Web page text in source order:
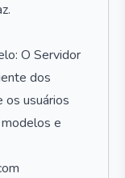
O Servidor
dos
usuários
e